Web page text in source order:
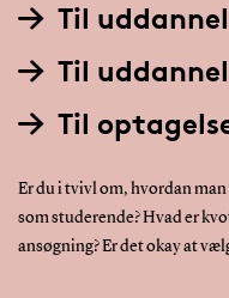
Til
Til
Til
Er du i tvivl om, hvordan
som studerende? Hvad er
ansøgning? Er det okay at